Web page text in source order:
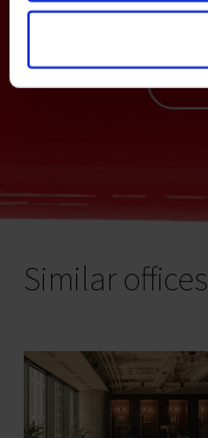
Similar offices